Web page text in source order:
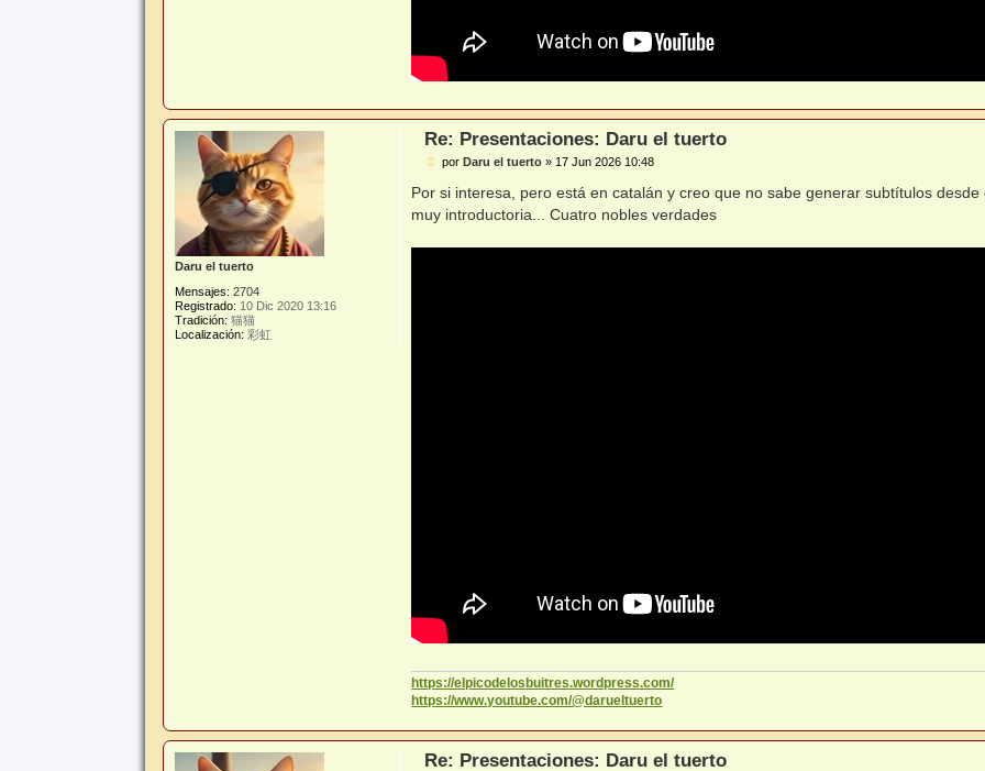
Daru el tuerto
Mensajes: 2704
Registrado: 10 Dic 2020 13:16
Tradición: 猫猫
Localización: 彩虹
Re: Presentaciones: Daru el tuerto
M
n
a
e
porDaru el tuerto » 17 Jun 2026 10:48
Por si interesa, pero está en catalán y creo que no sabe generar subtítulos
muy introductoria... Cuatro nobles verdades
https://elpicodelosbuitres.wordpress.com/
https://www.youtube.com/@darueltuerto
Re: Presentaciones: Daru el tuerto